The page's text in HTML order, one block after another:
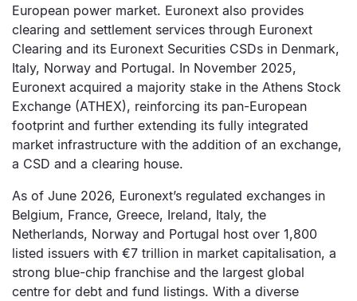
European power market. Euronext also provides
clearing and settlement services through Euronext
Clearing and its Euronext Securities CSDs in Denmark,
Italy, Norway and Portugal. In November 2025,
Euronext acquired a majority stake in the Athens Stock
Exchange (ATHEX), reinforcing its pan-European
footprint and further extending its fully integrated
market infrastructure with the addition of an exchange,
a CSD and a clearing house.
As of June 2026, Euronext’s regulated exchanges in
Belgium, France, Greece, Ireland, Italy, the
Netherlands, Norway and Portugal host over 1,800
listed issuers with €7 trillion in market capitalisation, a
strong blue-chip franchise and the largest global
centre for debt and fund listings. With a diverse